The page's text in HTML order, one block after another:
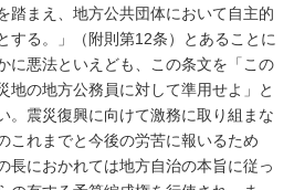
踏まえ、地方公共団体において自主的
する。」（附則第12条）とあることに
に悪法といえども、この条文を「この
地の地方公務員に対して準用せよ」と
。震災復興に向けて激務に取り組まな
これまでと今後の労苦に報いるため
長におかれては地方自治の本旨に従っ